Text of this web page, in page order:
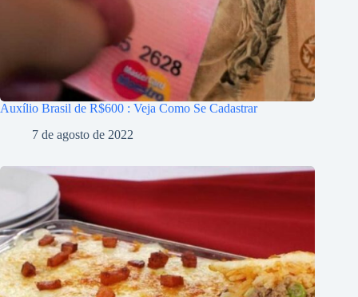
Auxílio Brasil de R$600 : Veja Como Se Cadastrar
7 de agosto de 2022